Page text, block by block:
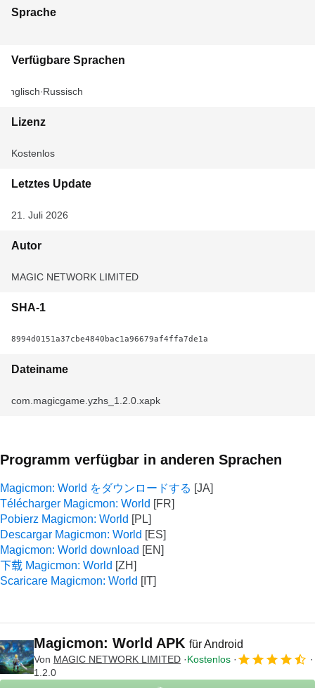
Sprache
Verfügbare Sprachen
Englisch Russisch
Lizenz
Kostenlos
Letztes Update
21. Juli 2026
Autor
MAGIC NETWORK LIMITED
SHA-1
8994d0151a37cbe4840bac1a96679af4ffa7de1a
Dateiname
com.magicgame.yzhs_1.2.0.xapk
Programm verfügbar in anderen Sprachen
Magicmon: World をダウンロードする
Télécharger Magicmon: World
Pobierz Magicmon: World
Descargar Magicmon: World
Magicmon: World download
下载 Magicmon: World
Scaricare Magicmon: World
Magicmon: World APK für Android
Von MAGIC NETWORK LIMITED
Kostenlos
1.2.0